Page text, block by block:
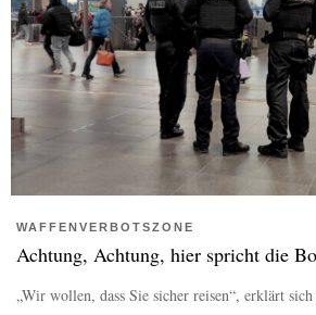
WAFFENVERBOTSZONE
Achtung, Achtung, hier spricht die
„Wir wollen, dass Sie sicher reisen“, erklärt